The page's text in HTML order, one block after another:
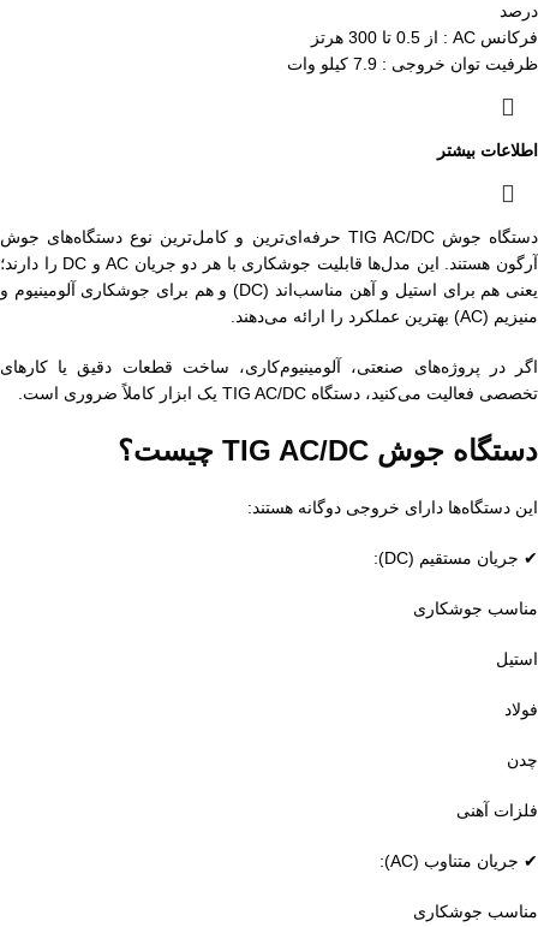
درصد
فرکانس AC : از 0.5 تا 300 هرتز
ظرفیت توان خروجی : 7.9 کیلو وات
اطلاعات بیشتر
دستگاه جوش TIG AC/DC حرفه‌ای‌ترین و کامل‌ترین نوع دستگاه‌های جوش
آرگون هستند. این مدل‌ها قابلیت جوشکاری با هر دو جریان AC و DC را دارند؛
یعنی هم برای استیل و آهن مناسب‌اند (DC) و هم برای جوشکاری آلومینیوم و
منیزیم (AC) بهترین عملکرد را ارائه می‌دهند.
اگر در پروژه‌های صنعتی، آلومینیوم‌کاری، ساخت قطعات دقیق یا کارهای
تخصصی فعالیت می‌کنید، دستگاه TIG AC/DC یک ابزار کاملاً ضروری است.
دستگاه جوش TIG AC/DC چیست؟
این دستگاه‌ها دارای خروجی دوگانه هستند:
✔ جریان مستقیم (DC):
مناسب جوشکاری
استیل
فولاد
چدن
فلزات آهنی
✔ جریان متناوب (AC):
مناسب جوشکاری